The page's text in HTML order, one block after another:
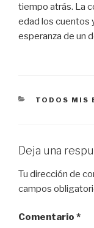
tiempo atrás. La
edad los cuentos
esperanza de un
TODOS MIS
Deja una
Tu dirección de
campos
Comentario *